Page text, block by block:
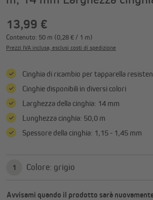
13,99 €
Contenuto: 50 m (0,28 € / 1 m)
Prezzi IVA inclusa, esclusi costi di spedizione
Cinghia di ricambio per tapparella
Cinghie disponibili in diversi colori
Larghezza della cinghia: 14 mm
Lunghezza cinghia: 50,0 m
Spessore della cinghia: 1,15 - 1,45 mm
1 Colore: grigio
Avvisami quando il prodotto sarà